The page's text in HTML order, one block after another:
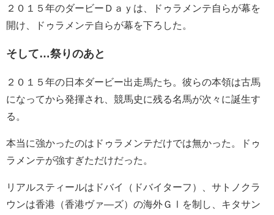
２０１５年のダービーＤａｙは、ドゥラメンテ自らが幕を
開け、ドゥラメンテ自らが幕を下ろした。
そして…祭りのあと
２０１５年の日本ダービー出走馬たち。彼らの本領は古馬
になってから発揮され、競馬史に残る名馬が次々に誕生す
る。
本当に強かったのはドゥラメンテだけでは無かった。ドゥ
ラメンテが強すぎただけだった。
リアルスティールはドバイ（ドバイターフ）、サトノクラ
ウンは香港（香港ヴァ―ズ）の海外ＧⅠを制し、キタサン